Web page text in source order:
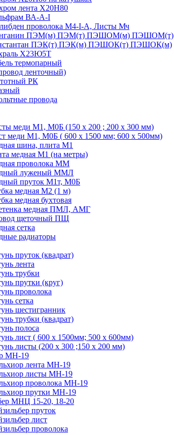
лента Х20Н80
ВА-А-I
проволока М4-I-А, Листы Мч
ПЭМ(м) ПЭМ(т) ПЭШОМ(м) ПЭШОМ(т)
ПЭК(т) ПЭК(м) ПЭШОК(т) ПЭШОК(м)
Х23Ю5Т
термопарный
ленточный)
РК
провода
меди М1, М0Б (150 х 200 ; 200 х 300 мм)
меди М1, М0Б ( 600 х 1500 мм; 600 х 500мм)
шина, плита М1
медная М1 (на метры)
проволока ММ
луженый ММЛ
пруток М1т, М0Б
медная М2 (1 м)
медная бухтовая
медная ПМЛ, АМГ
щеточный ПЩ
сетка
радиаторы
пруток (квадрат)
лента
трубки
прутки (круг)
проволока
сетка
шестигранник
трубки (квадрат)
полоса
лист ( 600 х 1500мм; 500 х 600мм)
листы (200 х 300 ;150 х 200 мм)
МН-19
лента МН-19
листы МН-19
проволока МН-19
прутки МН-19
МНЦ 15-20, 18-20
пруток
лист
проволока